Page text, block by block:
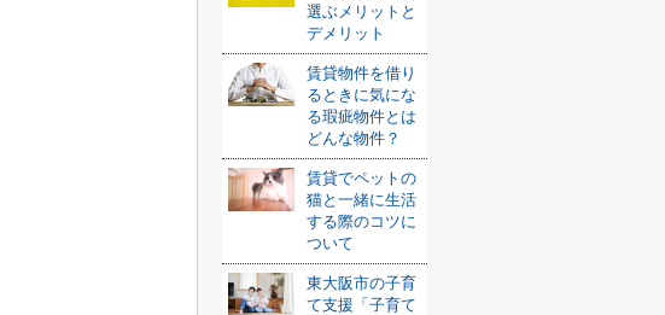
選ぶメリットと
デメリット
賃貸物件を借り
るときに気にな
る瑕疵物件とは
どんな物件？
賃貸でペットの
猫と一緒に生活
する際のコツに
ついて
東大阪市の子育
て支援「子育て